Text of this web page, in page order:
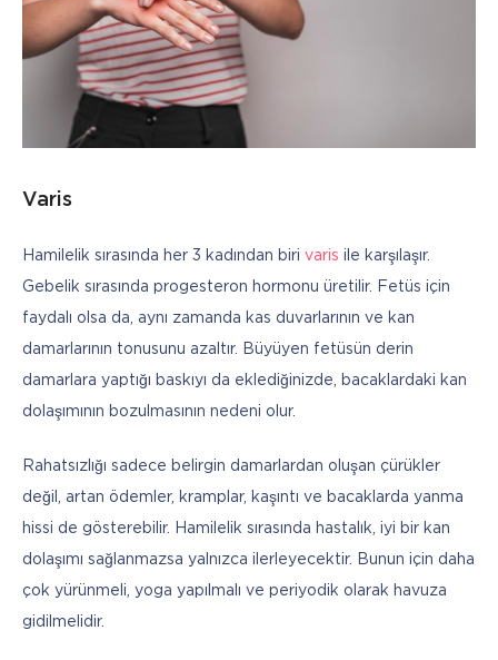
Varis
Hamilelik sırasında her 3 kadından biri varis ile karşılaşır.
Gebelik sırasında progesteron hormonu üretilir. Fetüs için
faydalı olsa da, aynı zamanda kas duvarlarının ve kan
damarlarının tonusunu azaltır. Büyüyen fetüsün derin
damarlara yaptığı baskıyı da eklediğinizde, bacaklardaki kan
dolaşımının bozulmasının nedeni olur.
Rahatsızlığı sadece belirgin damarlardan oluşan çürükler
değil, artan ödemler, kramplar, kaşıntı ve bacaklarda yanma
hissi de gösterebilir. Hamilelik sırasında hastalık, iyi bir kan
dolaşımı sağlanmazsa yalnızca ilerleyecektir. Bunun için daha
çok yürünmeli, yoga yapılmalı ve periyodik olarak havuza
gidilmelidir.